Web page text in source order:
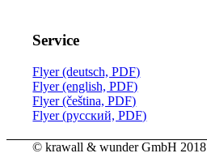
Service
Flyer (deutsch, PDF)
Flyer (english, PDF)
Flyer (čeština, PDF)
Flyer (русский, PDF)
© krawall & wunder GmbH 2018